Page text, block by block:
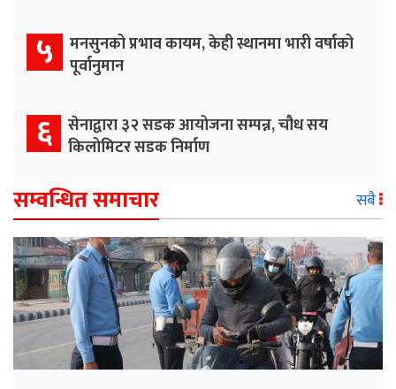
५ मनसुनको प्रभाव कायम, केही स्थानमा भारी वर्षाको
पूर्वानुमान
६ सेनाद्वारा ३२ सडक आयोजना सम्पन्न, चौध सय
किलोमिटर सडक निर्माण
सम्वन्धित समाचार सबै